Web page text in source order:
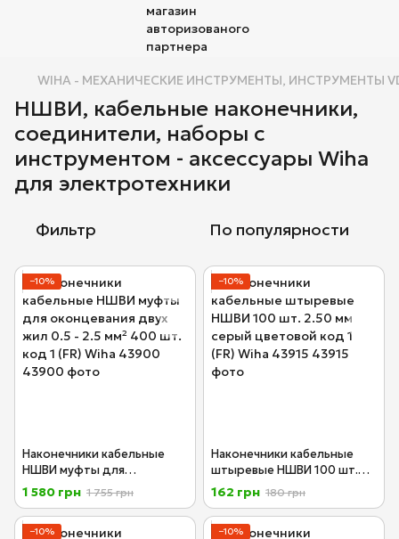
WIHA - МЕХАНИЧЕСКИЕ ИНСТРУМЕНТЫ, ИНСТРУМЕНТЫ
НШВИ, кабельные наконечники,
соединители, наборы с
инструментом - аксессуары Wiha
для электротехники
Фильтр По популярности
−10%
Наконечники кабельные
НШВИ муфты для
оконцевания двух жил 0.5 -
2.5 мм² 400 шт. код 1 (FR)
Wiha 43900
1 580 грн 1 755 грн
−10%
Наконечники кабельные
штыревые НШВИ 100 шт.
2.50 мм серый цветовой
код 1 (FR) Wiha 43915
162 грн 180 грн
−10% −10%